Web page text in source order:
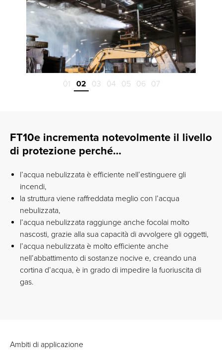
01 02 03 04 05 06 07
FT10e incrementa notevolmente il livello
di protezione perché…
l’acqua nebulizzata è efficiente nell’estinguere gli
incendi,
la struttura viene raffreddata meglio con l’acqua
nebulizzata,
l’acqua nebulizzata raggiunge anche focolai molto
nascosti, grazie alla sua capacità di avvolgere gli oggetti,
l’acqua nebulizzata è molto efficiente anche
nell’abbattimento di sostanze nocive e, creando una
cortina d’acqua, è in grado di impedire la fuoriuscita di
gas.
Ambiti di applicazione